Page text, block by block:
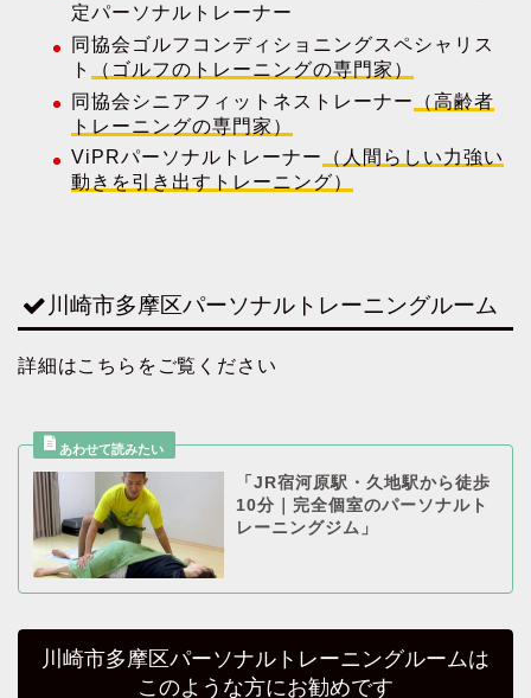
定パーソナルトレーナー
同協会ゴルフコンディショニングスペシャリス
ト
（ゴルフのトレーニングの専門家）
同協会シニアフィットネストレーナー
（高齢者
トレーニングの専門家）
ViPRパーソナルトレーナー
（人間らしい力強い
動きを引き出すトレーニング）
川崎市多摩区パーソナルトレーニングルーム
詳細はこちらをご覧ください
「JR宿河原駅・久地駅から徒歩
10分｜完全個室のパーソナルト
レーニングジム」
川崎市多摩区パーソナルトレーニングルームは
このような方にお勧めです